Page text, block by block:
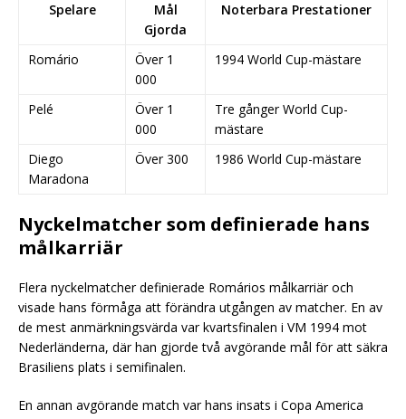
Spelare
Mål
Gjorda
Noterbara Prestationer
Romário
Över 1
000
1994 World Cup-mästare
Pelé
Över 1
000
Tre gånger World Cup-
mästare
Diego
Maradona
Över 300 1986 World Cup-mästare
Nyckelmatcher som definierade hans
målkarriär
Flera nyckelmatcher definierade Romários målkarriär och
visade hans förmåga att förändra utgången av matcher. En av
de mest anmärkningsvärda var kvartsfinalen i VM 1994 mot
Nederländerna, där han gjorde två avgörande mål för att säkra
Brasiliens plats i semifinalen.
En annan avgörande match var hans insats i Copa America